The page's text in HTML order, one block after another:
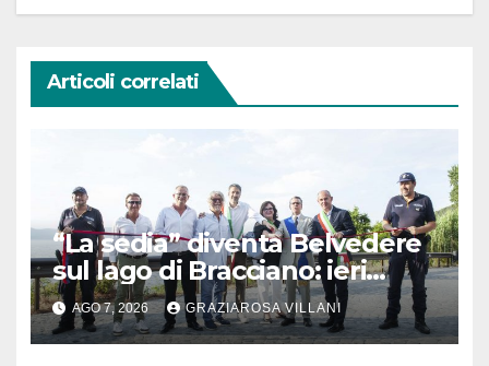
Articoli correlati
“La sedia” diventa Belvedere
sul lago di Bracciano: ieri
l’inaugurazione
AGO 7, 2026 GRAZIAROSA VILLANI